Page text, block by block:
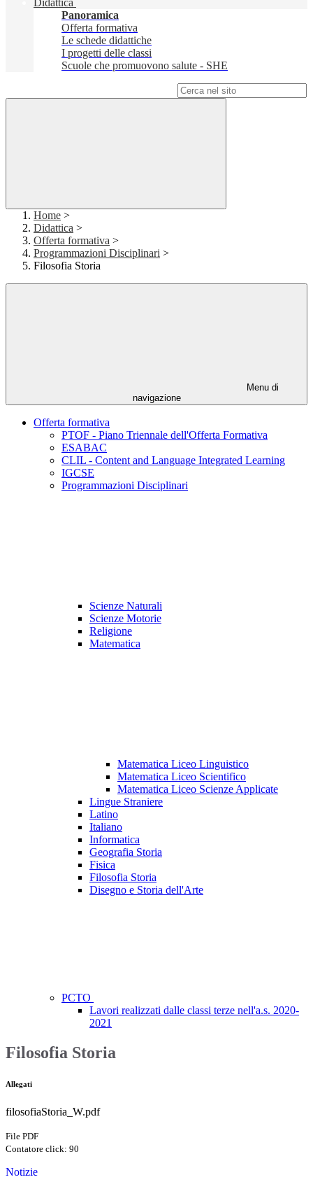
Didattica
Panoramica
Offerta formativa
Le schede didattiche
I progetti delle classi
Scuole che promuovono salute - SHE
Home >
Didattica >
Offerta formativa >
Programmazioni Disciplinari >
Filosofia Storia
Menu di
navigazione
Offerta formativa
PTOF - Piano Triennale dell'Offerta Formativa
ESABAC
CLIL - Content and Language Integrated Learning
IGCSE
Programmazioni Disciplinari
Scienze Naturali
Scienze Motorie
Religione
Matematica
Matematica Liceo Linguistico
Matematica Liceo Scientifico
Matematica Liceo Scienze Applicate
Lingue Straniere
Latino
Italiano
Informatica
Geografia Storia
Fisica
Filosofia Storia
Disegno e Storia dell'Arte
PCTO
Lavori realizzati dalle classi terze nell'a.s. 2020-
2021
Filosofia Storia
Allegati
filosofiaStoria_W.pdf
File PDF
Contatore click: 90
Notizie